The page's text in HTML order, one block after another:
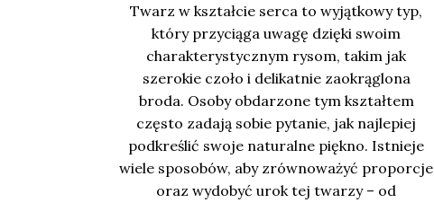
Twarz w kształcie serca to wyjątkowy typ,
który przyciąga uwagę dzięki swoim
charakterystycznym rysom, takim jak
szerokie czoło i delikatnie zaokrąglona
broda. Osoby obdarzone tym kształtem
często zadają sobie pytanie, jak najlepiej
podkreślić swoje naturalne piękno. Istnieje
wiele sposobów, aby zrównoważyć proporcje
oraz wydobyć urok tej twarzy – od